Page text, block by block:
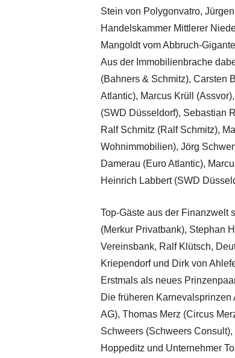
Stein von Polygonvatro,
Handelskammer Mittlerer
Mangoldt vom Abbruch-
Aus der Immobilienbrache
(Bahners & Schmitz), Carsten
Atlantic), Marcus Krüll
(SWD Düsseldorf), Sebastian
Ralf Schmitz (Ralf Schmitz),
Wohnimmobilien), Jörg
Damerau (Euro Atlantic),
Heinrich Labbert (SWD
Top-Gäste aus der Finanzwelt
(Merkur Privatbank), Stephan
Vereinsbank, Ralf Klütsch,
Kriependorf und Dirk von
Erstmals als neues
Die früheren
AG), Thomas Merz (Circus
Schweers (Schweers
Hoppeditz und Unternehmer